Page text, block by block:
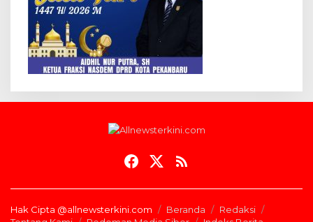
Hak Cipta @allnewsterkini.com Beranda
Redaksi